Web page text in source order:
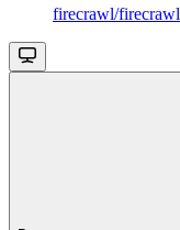
firecrawl/firecrawl